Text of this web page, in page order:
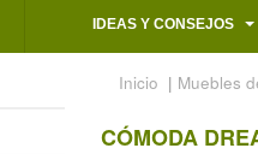
IDEAS Y CONSEJOS
Inicio | Muebles
CÓMODA